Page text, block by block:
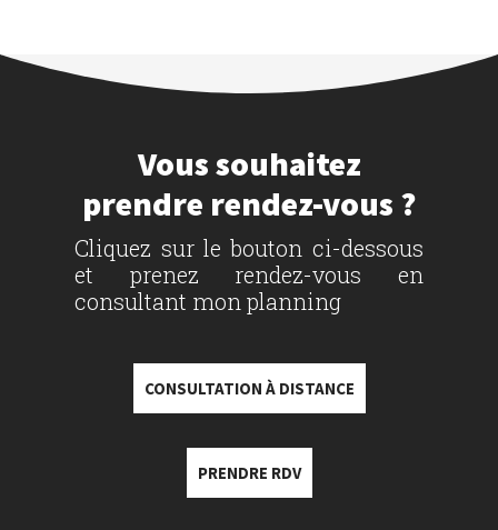
Vous souhaitez
prendre rendez-vous ?
Cliquez sur le bouton ci-dessous
et prenez rendez-vous en
consultant mon planning
CONSULTATION À DISTANCE
PRENDRE RDV